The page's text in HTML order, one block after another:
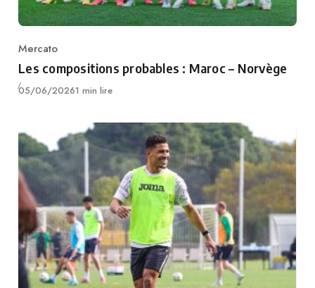
Category
Mercato
Les compositions probables : Maroc – Norvège
Publié
05/06/20261 min lire